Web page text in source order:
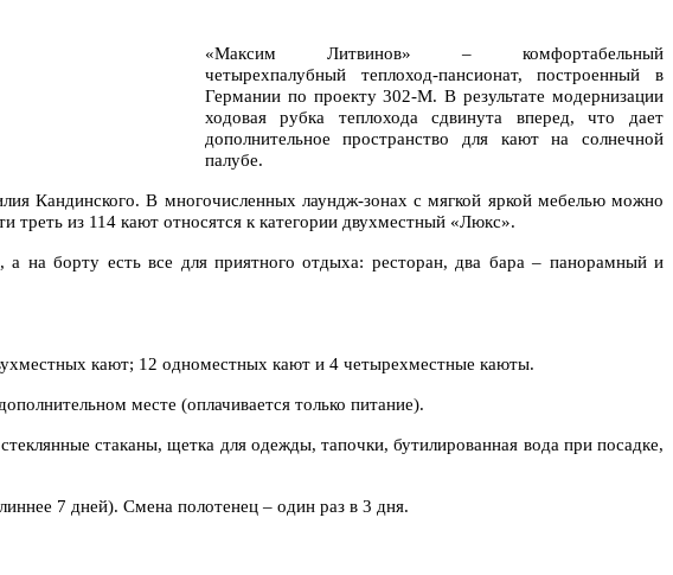
«Максим Литвинов» – комфортабельный
четырехпалубный теплоход-пансионат, построенный в
Германии по проекту 302-М. В результате модернизации
ходовая рубка теплохода сдвинута вперед, что дает
дополнительное пространство для кают на солнечной
палубе.
Кандинского. В многочисленных лаундж-зонах с мягкой яркой мебелью можно
треть из 114 кают относятся к категории двухместный «Люкс».
на борту есть все для приятного отдыха: ресторан, два бара – панорамный и
кают; 12 одноместных кают и 4 четырехместные каюты.
месте (оплачивается только питание).
стаканы, щетка для одежды, тапочки, бутилированная вода при посадке,
7 дней). Смена полотенец – один раз в 3 дня.